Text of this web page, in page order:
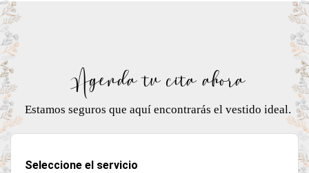
Agenda tu cita ahora
Estamos seguros que aquí encontrarás el vestido ideal.
Seleccione el servicio